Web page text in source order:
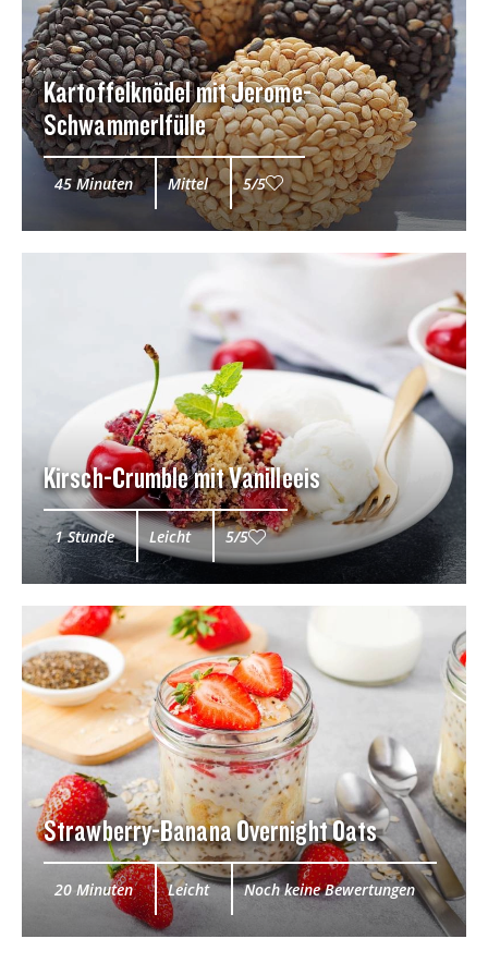
Kartoffelknödel mit Jerome-
Schwammerlfülle
45 Minuten Mittel 5/5
Kirsch-Crumble mit Vanilleeis
1 Stunde Leicht 5/5
Strawberry-Banana Overnight Oats
20 Minuten Leicht Noch keine Bewertungen